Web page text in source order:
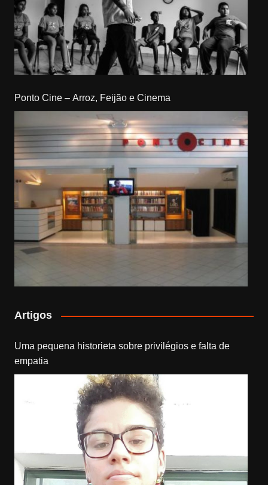
Ponto Cine – Arroz, Feijão e Cinema
Artigos
Uma pequena historieta sobre privilégios e falta de
empatia